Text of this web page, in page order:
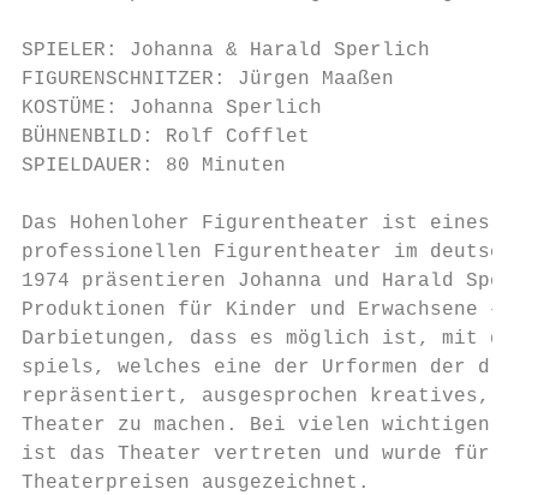
SPIELER: Johanna & Harald Sperlich
FIGURENSCHNITZER: Jürgen Maaßen
KOSTÜME: Johanna Sperlich
BÜHNENBILD: Rolf Cofflet
SPIELDAUER: 80 Minuten
Das Hohenloher Figurentheater ist eines
professionellen Figurentheater im
1974 präsentieren Johanna und Harald
Produktionen für Kinder und Erwachsene –
Darbietungen, dass es möglich ist, mit der
spiels, welches eine der Urformen der
repräsentiert, ausgesprochen kreatives,
Theater zu machen. Bei vielen wichtigen
ist das Theater vertreten und wurde für
Theaterpreisen ausgezeichnet.